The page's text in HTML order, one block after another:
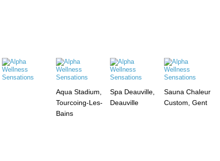
Aqua Stadium,
Tourcoing-Les-
Bains
Spa Deauville,
Deauville
Sauna Chaleur
Custom, Gent